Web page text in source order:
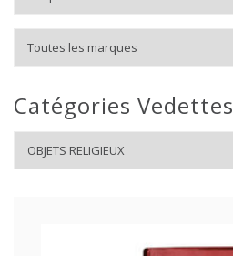
Catégories Vedettes